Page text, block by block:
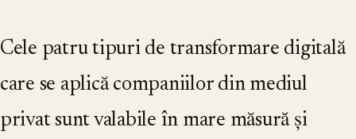
Cele patru tipuri de transformare digitală
care se aplică companiilor din mediul
privat sunt valabile în mare măsură și